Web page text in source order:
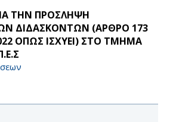
ΤΗΝ ΠΡΟΣΛΗΨΗ
ΔΙΔΑΣΚΟΝΤΩΝ (ΑΡΘΡΟ 173
ΟΠΩΣ ΙΣΧΥΕΙ) ΣΤΟ ΤΜΗΜΑ